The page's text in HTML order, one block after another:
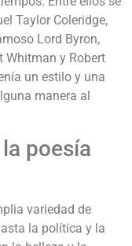
Taylor Coleridge,
Lord Byron,
Whitman y Robert
un estilo y una
manera al
poesía
variedad de
la política y la